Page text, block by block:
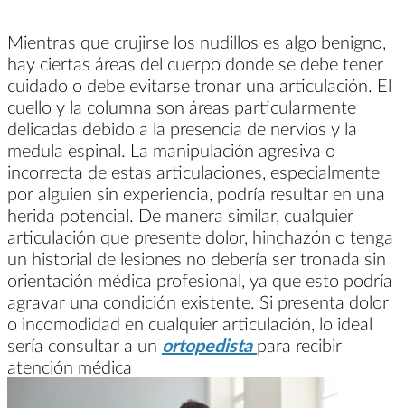
Mientras que crujirse los nudillos es algo benigno,
hay ciertas áreas del cuerpo donde se debe tener
cuidado o debe evitarse tronar una articulación. El
cuello y la columna son áreas particularmente
delicadas debido a la presencia de nervios y la
medula espinal. La manipulación agresiva o
incorrecta de estas articulaciones, especialmente
por alguien sin experiencia, podría resultar en una
herida potencial. De manera similar, cualquier
articulación que presente dolor, hinchazón o tenga
un historial de lesiones no debería ser tronada sin
orientación médica profesional, ya que esto podría
agravar una condición existente. Si presenta dolor
o incomodidad en cualquier articulación, lo ideal
sería consultar a un ortopedista para recibir
atención médica